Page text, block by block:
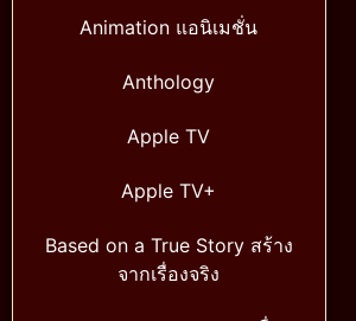
Animation แอนิเมชั่น
Anthology
Apple TV
Apple TV+
Based on a True Story สร้าง
จากเรื่องจริง